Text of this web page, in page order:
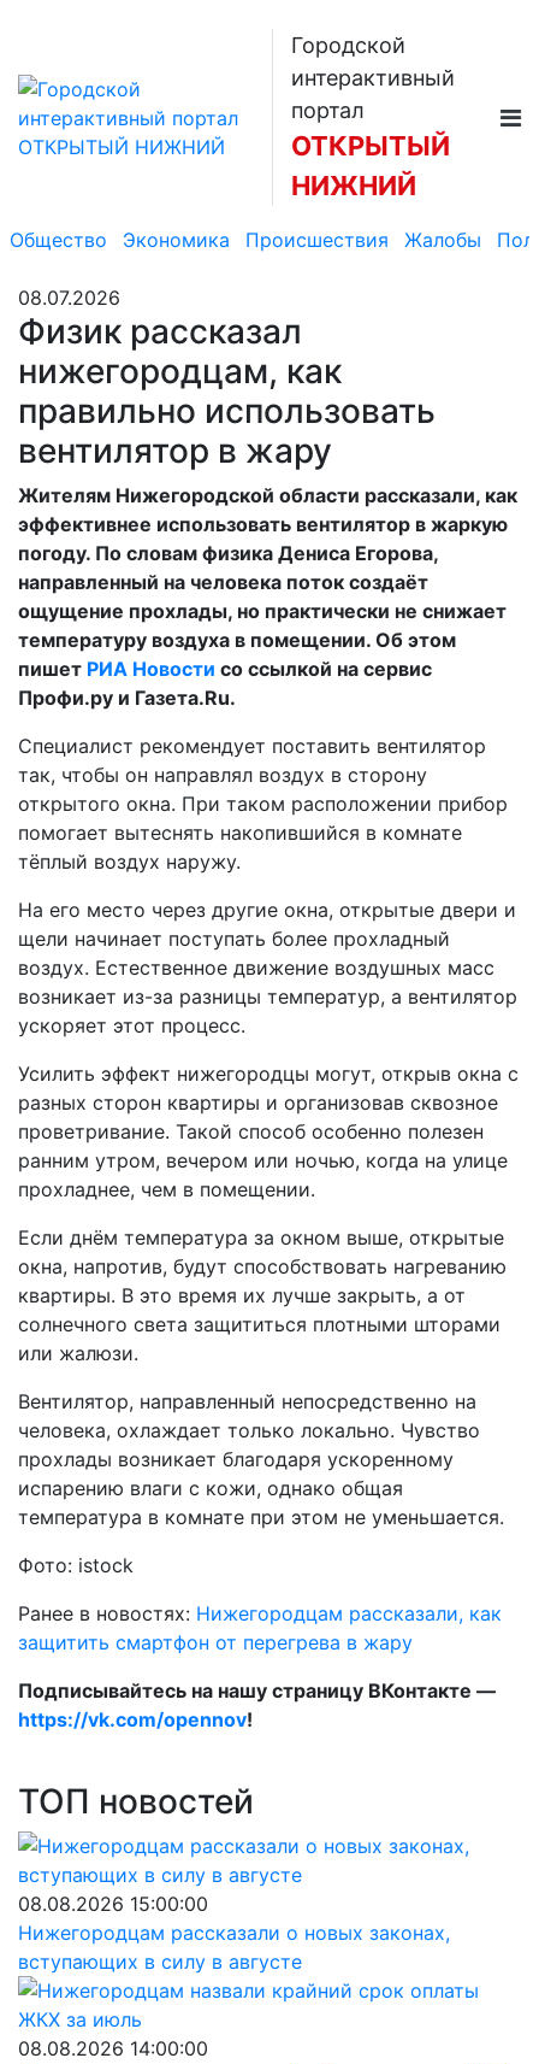
Городской
интерактивный
портал
ОТКРЫТЫЙ
НИЖНИЙ
Общество Экономика Происшествия Жалобы
08.07.2026
Физик рассказал
нижегородцам, как
правильно использовать
вентилятор в жару
Жителям Нижегородской области рассказали, как
эффективнее использовать вентилятор в жаркую
погоду. По словам физика Дениса Егорова,
направленный на человека поток создаёт
ощущение прохлады, но практически не снижает
температуру воздуха в помещении. Об этом
пишет РИА Новости со ссылкой на сервис
Профи.ру и Газета.Ru.
Специалист рекомендует поставить вентилятор
так, чтобы он направлял воздух в сторону
открытого окна. При таком расположении прибор
помогает вытеснять накопившийся в комнате
тёплый воздух наружу.
На его место через другие окна, открытые двери и
щели начинает поступать более прохладный
воздух. Естественное движение воздушных масс
возникает из-за разницы температур, а вентилятор
ускоряет этот процесс.
Усилить эффект нижегородцы могут, открыв окна с
разных сторон квартиры и организовав сквозное
проветривание. Такой способ особенно полезен
ранним утром, вечером или ночью, когда на улице
прохладнее, чем в помещении.
Если днём температура за окном выше, открытые
окна, напротив, будут способствовать нагреванию
квартиры. В это время их лучше закрыть, а от
солнечного света защититься плотными шторами
или жалюзи.
Вентилятор, направленный непосредственно на
человека, охлаждает только локально. Чувство
прохлады возникает благодаря ускоренному
испарению влаги с кожи, однако общая
температура в комнате при этом не уменьшается.
Фото: istock
Ранее в новостях: Нижегородцам рассказали, как
защитить смартфон от перегрева в жару
Подписывайтесь на нашу страницу ВКонтакте —
https://vk.com/opennov!
ТОП новостей
08.08.2026 15:00:00
Нижегородцам рассказали о новых законах,
вступающих в силу в августе
08.08.2026 14:00:00